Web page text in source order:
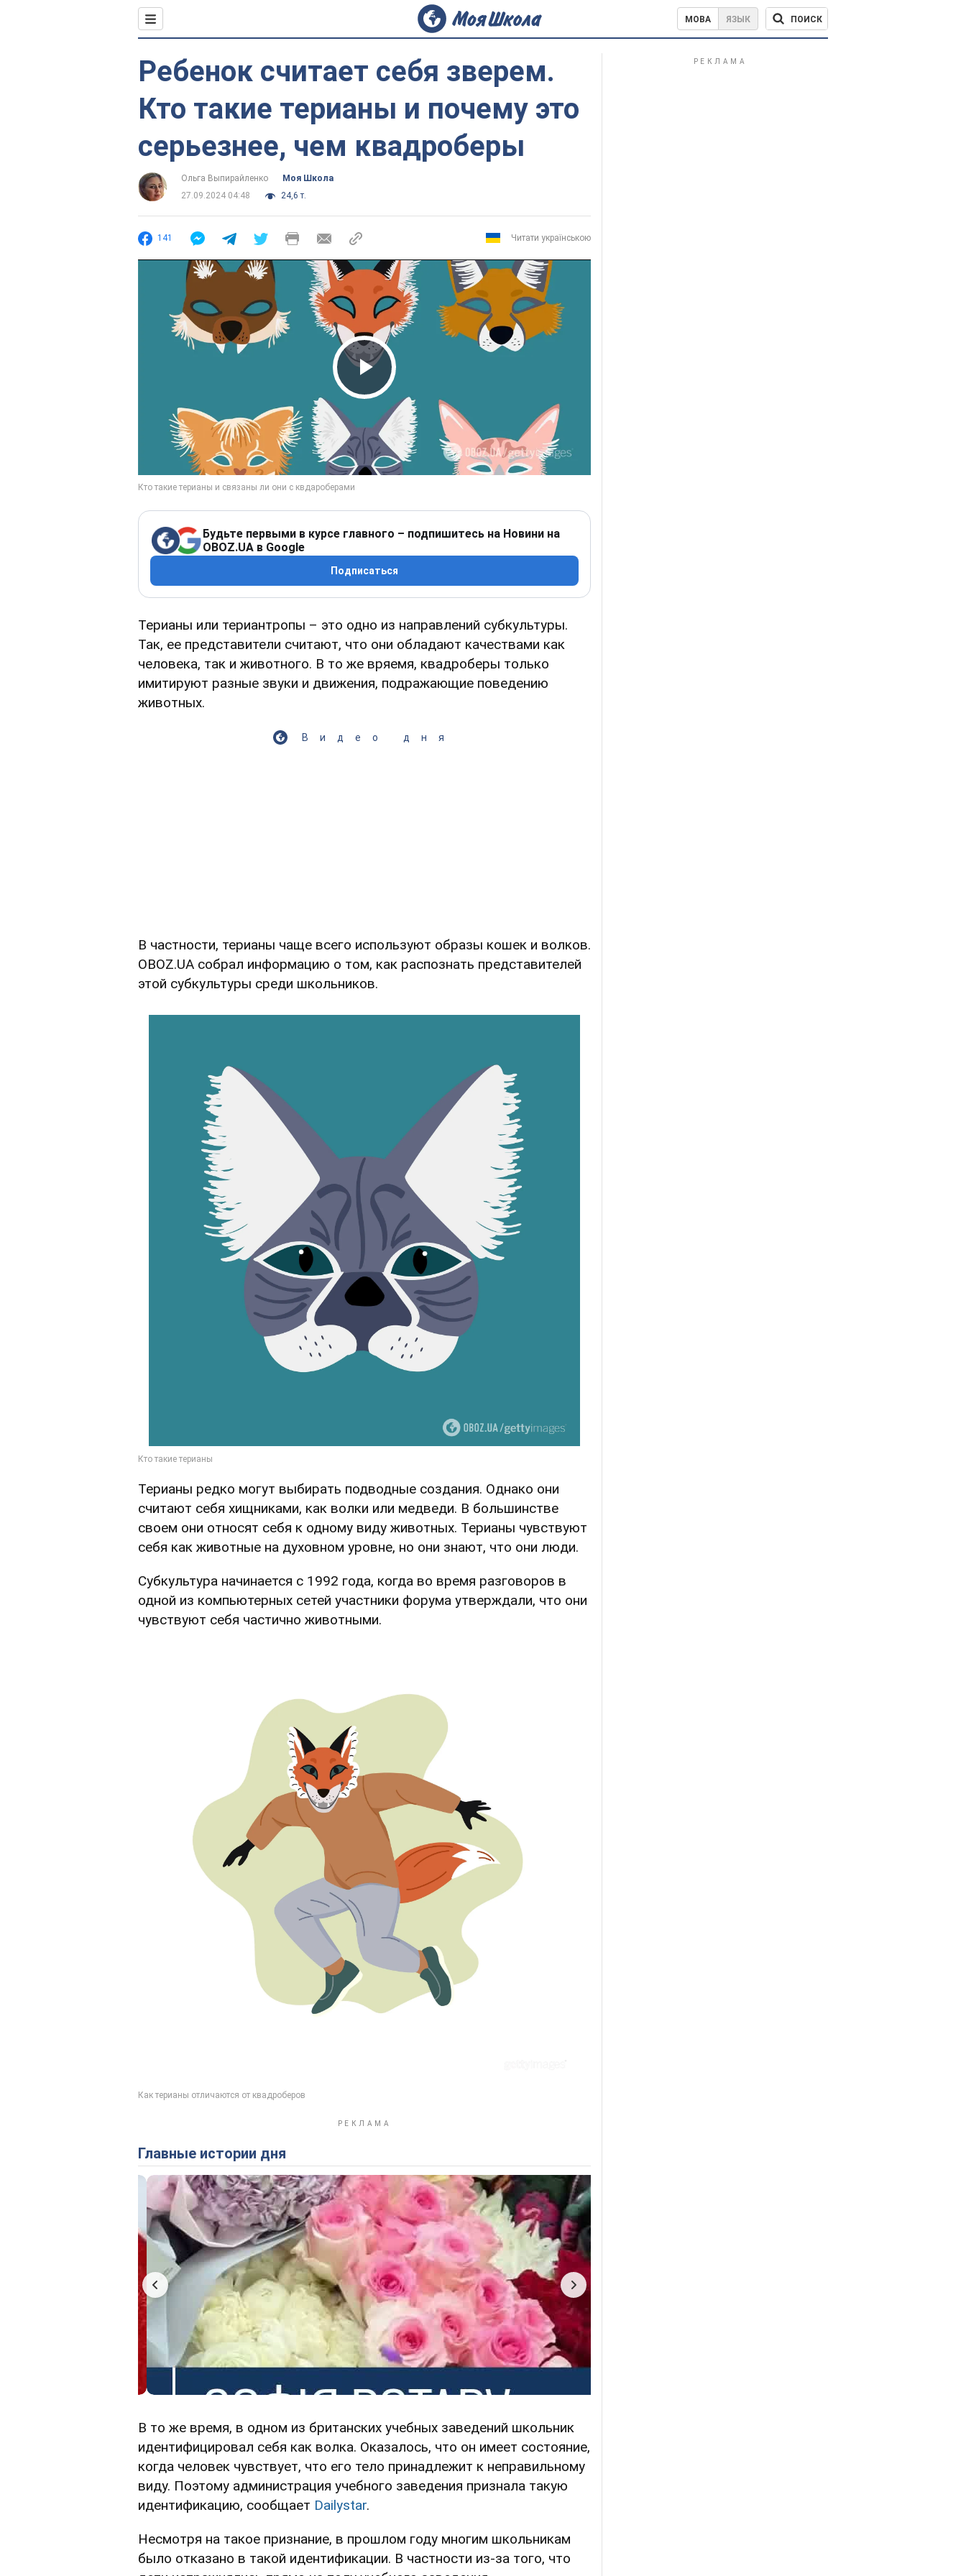
МОВА ЯЗЫК ПОИСК
Ребенок считает себя зверем.
Кто такие терианы и почему это
серьезнее, чем квадроберы
Ольга Выпирайленко
Моя Школа
27.09.2024 04:48
24,6 т.
141 Читати українською
Play Video
Будьте первыми в курсе главного – подпишитесь на Новини на
OBOZ.UA в Google
Подписаться
Терианы или териантропы – это одно из направлений субкультуры.
Так, ее представители считают, что они обладают качествами как
человека, так и животного. В то же вряемя, квадроберы только
имитируют разные звуки и движения, подражающие поведению
животных.
Видео дня
В частности, терианы чаще всего используют образы кошек и волков.
OBOZ.UA собрал информацию о том, как распознать представителей
этой субкультуры среди школьников.
Терианы редко могут выбирать подводные создания. Однако они
считают себя хищниками, как волки или медведи. В большинстве
своем они относят себя к одному виду животных. Терианы чувствуют
себя как животные на духовном уровне, но они знают, что они люди.
Субкультура начинается с 1992 года, когда во время разговоров в
одной из компьютерных сетей участники форума утверждали, что они
чувствуют себя частично животными.
Главные истории дня
В то же время, в одном из британских учебных заведений школьник
идентифицировал себя как волка. Оказалось, что он имеет состояние,
когда человек чувствует, что его тело принадлежит к неправильному
виду. Поэтому администрация учебного заведения признала такую
идентификацию, сообщает Dailystar.
Несмотря на такое признание, в прошлом году многим школьникам
было отказано в такой идентификации. В частности из-за того, что